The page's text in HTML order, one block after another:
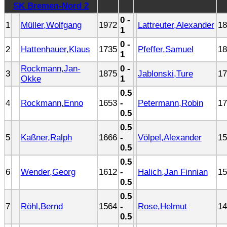
SK Bremen-Nord 2
1 Müller,Wolfgang 1972
0 -
1
Lattreuter,Alexander
2 Hattenhauer,Klaus 1735
0 -
1
Pfeffer,Samuel
3
Rockmann,Jan-
Okke
1875
0 -
1
Jablonski,Ture
4 Rockmann,Enno 1653
0.5
-
0.5
Petermann,Robin
5 Kaßner,Ralph 1666
0.5
-
0.5
Völpel,Alexander
6 Wender,Georg 1612
0.5
-
0.5
Halich,Jan Finnian
7 Röhl,Bernd 1564
0.5
-
0.5
Rose,Helmut